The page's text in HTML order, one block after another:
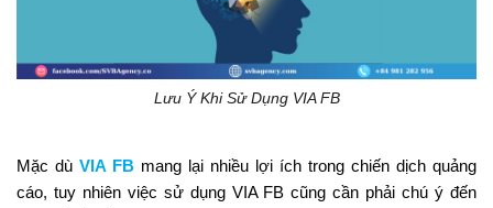
Lưu Ý Khi Sử Dụng VIA FB
Mặc dù VIA FB mang lại nhiều lợi ích trong chiến dịch quảng
cáo, tuy nhiên việc sử dụng VIA FB cũng cần phải chú ý đến